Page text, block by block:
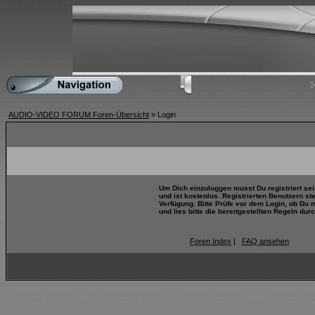
AUDIO-VIDEO FORUM Foren-Übersicht » Login
Um Dich einzuloggen musst Du registriert
und ist kostenlos. Registrierten Benutzern
Verfügung. Bitte Prüfe vor dem Login, ob
und lies bitte die bereitgestellten Regeln
Foren Index | FAQ ansehen